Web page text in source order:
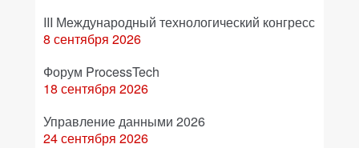
III Международный технологический конгресс
8 сентября 2026
Форум ProcessTech
18 сентября 2026
Управление данными 2026
24 сентября 2026